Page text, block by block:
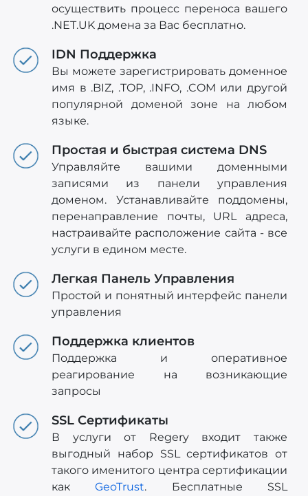
осуществить процесс переноса вашего
.NET.UK домена за Вас бесплатно.
IDN Поддержка
Вы можете зарегистрировать доменное
имя в .BIZ, .TOP, .INFO, .COM или другой
популярной доменой зоне на любом
языке.
Простая и быстрая система DNS
Управляйте вашими доменными
записями из панели управления
доменом. Устанавливайте поддомены,
перенаправление почты, URL адреса,
настраивайте расположение сайта - все
услуги в едином месте.
Легкая Панель Управления
Простой и понятный интерфейс панели
управления
Поддержка клиентов
Поддержка и оперативное
реагирование на возникающие
запросы
SSL Сертификаты
В услуги от Regery входит также
выгодный набор SSL сертификатов от
такого именитого центра сертификации
какGeoTrust. Бесплатные SSL